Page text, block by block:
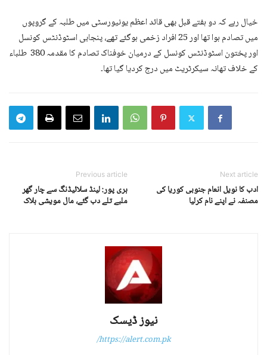
خیال رہے کہ دو ہفتے قبل بھی قائد اعظم یونیورسٹی میں طلبہ کے گروپوں
میں تصادم ہوا تھا اور 25 افراد زخمی ہوگئے تھے، پنجابی اسٹوڈنٹس کونسل
اور پختون اسٹوڈنٹس کونسل کے درمیان خوفناک تصادم کا مقدمہ 380 طلباء
کے خلاف تھانہ سیکرٹریٹ میں درج کردیا گیا تھا۔
Previous article
ہری پور: لینڈ سلائیڈنگ سے چار گھر
ملبے تلے دب گئے، مال مویشی ہلاک
Next article
ادب کا نویل انعام جنوبی کوریا کی
مصنفہ نے اپنے نام کرلیا
نیوز ڈیسک
https://alert.com.pk/